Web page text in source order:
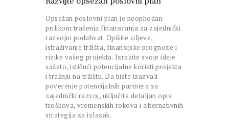
Opsežan poslovni plan je neophodan
prilikom traženja finansiranja za zajednički
razvojni poduhvat. Opišite ciljeve,
istraživanje tržišta, finansijske prognoze i
rizike vašeg projekta. Izrazite svoje ideje
sažeto, ističući potencijalne koristi projekta
i tražnju na tržištu. Da biste izazvali
poverenje potencijalnih partnera za
zajednički razvoj, uključite detaljan opis
troškova, vremenskih rokova i alternativnih
strategija za izlazak.